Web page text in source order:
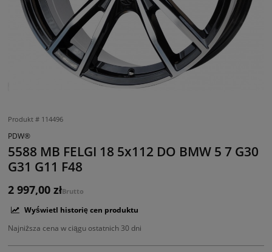
Produkt # 114496
PDW®
5588 MB FELGI 18 5x112 DO BMW 5 7 G30
G31 G11 F48
2 997,00 złBrutto
Wyświetl historię cen produktu
Najniższa cena w ciągu ostatnich 30 dni